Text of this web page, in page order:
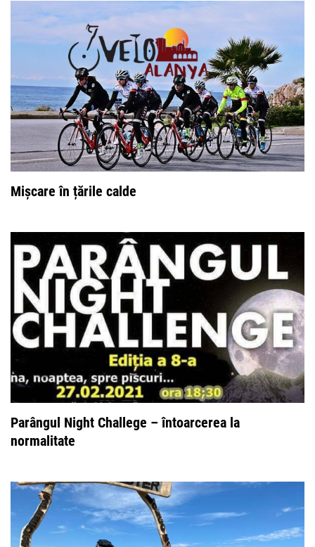
Mișcare în țările calde
Parângul Night Challege – întoarcerea la
normalitate